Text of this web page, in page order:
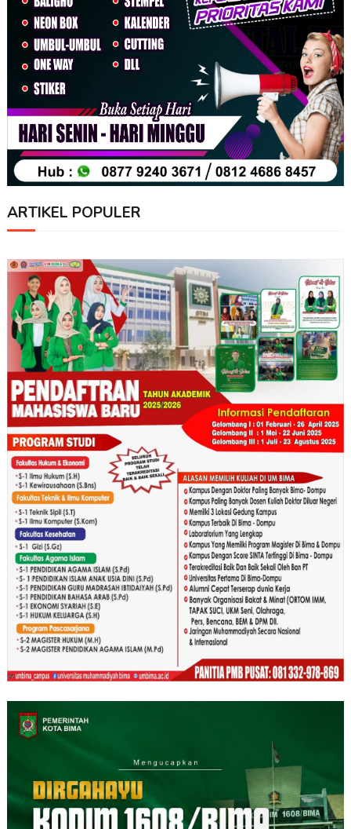
ARTIKEL POPULER